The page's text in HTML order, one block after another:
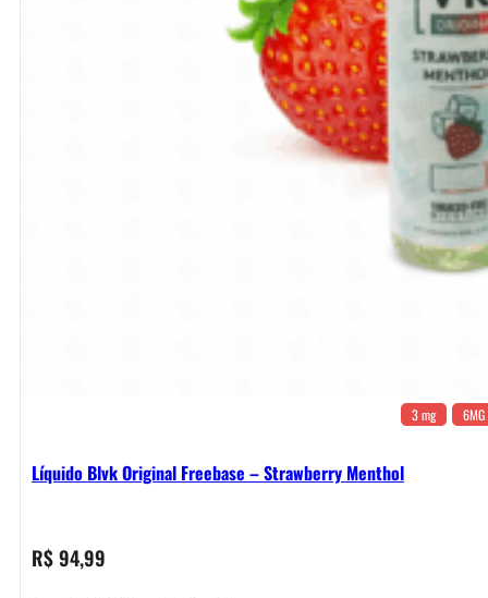
3 mg 6MG
Líquido Blvk Original Freebase – Strawberry Menthol
R$94,99